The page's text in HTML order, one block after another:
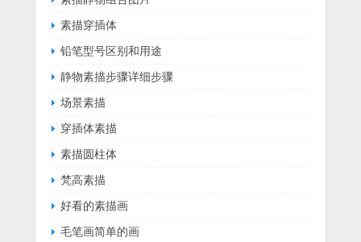
素描穿插体
铅笔型号区别和用途
静物素描步骤详细步骤
场景素描
穿插体素描
素描圆柱体
梵高素描
好看的素描画
毛笔画简单的画